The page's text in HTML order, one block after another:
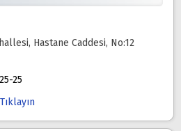
Hastane Caddesi, No:12
25